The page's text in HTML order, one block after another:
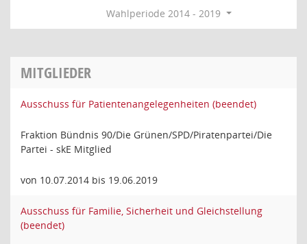
Wahlperiode 2014 - 2019
MITGLIEDER
Ausschuss für Patientenangelegenheiten (beendet)
Fraktion Bündnis 90/Die Grünen/SPD/Piratenpartei/Die
Partei - skE Mitglied
von 10.07.2014 bis 19.06.2019
Ausschuss für Familie, Sicherheit und Gleichstellung
(beendet)